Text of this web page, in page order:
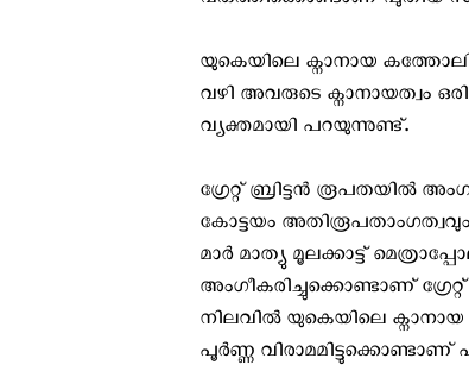
യുകെയിലെ ക്നാനായ
വഴി അവരുടെ ക്നാനായത്വം
വ്യക്തമായി പറയുന്നുണ്ട്.
ഗ്രേറ്റ്‌ ബ്രിട്ടൻ രൂപതയിൽ
കോട്ടയം അതിരൂപതാംഗത്വവും
മാർ മാത്യു മൂലക്കാട്ട്
അംഗീകരിച്ചുക്കൊണ്ടാണ്
നിലവിൽ യുകെയിലെ
പൂർണ്ണ